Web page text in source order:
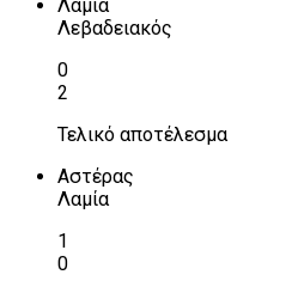
Λαμία
Λεβαδειακός
0
2
Τελικό αποτέλεσμα
Αστέρας
Λαμία
1
0